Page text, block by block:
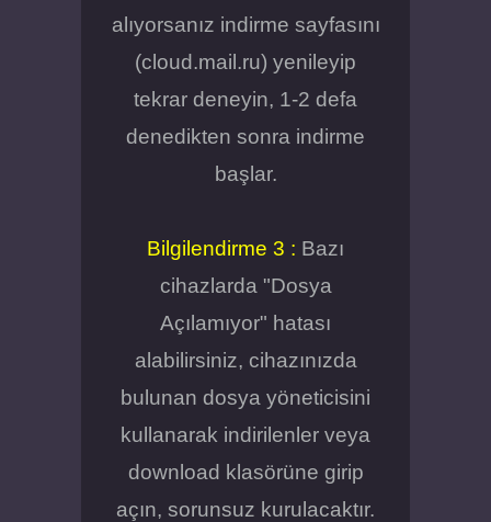
alıyorsanız indirme sayfasını
(cloud.mail.ru) yenileyip
tekrar deneyin, 1-2 defa
denedikten sonra indirme
başlar.
Bilgilendirme 3 : Bazı
cihazlarda "Dosya
Açılamıyor" hatası
alabilirsiniz, cihazınızda
bulunan dosya yöneticisini
kullanarak indirilenler veya
download klasörüne girip
açın, sorunsuz kurulacaktır.